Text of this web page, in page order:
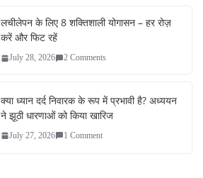
लचीलेपन के लिए 8 शक्तिशाली योगासन – हर रोज़
करें और फिट रहें
July 28, 2026 2 Comments
क्या ध्यान दर्द निवारक के रूप में प्रभावी है? अध्ययन
ने झूठी धारणाओं को किया खारिज
July 27, 2026 1 Comment